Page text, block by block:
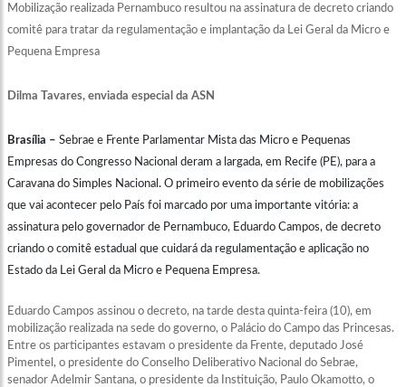
Mobilização realizada Pernambuco resultou na assinatura de decreto criando
comitê para tratar da regulamentação e implantação da Lei Geral da Micro e
Pequena Empresa
Dilma Tavares, enviada especial da ASN
Brasília – Sebrae e Frente Parlamentar Mista das Micro e Pequenas
Empresas do Congresso Nacional deram a largada, em Recife (PE), para a
Caravana do Simples Nacional. O primeiro evento da série de mobilizações
que vai acontecer pelo País foi marcado por uma importante vitória: a
assinatura pelo governador de Pernambuco, Eduardo Campos, de decreto
criando o comitê estadual que cuidará da regulamentação e aplicação no
Estado da Lei Geral da Micro e Pequena Empresa.
Eduardo Campos assinou o decreto, na tarde desta quinta-feira (10), em
mobilização realizada na sede do governo, o Palácio do Campo das Princesas.
Entre os participantes estavam o presidente da Frente, deputado José
Pimentel, o presidente do Conselho Deliberativo Nacional do Sebrae,
senador Adelmir Santana, o presidente da Instituição, Paulo Okamotto, o